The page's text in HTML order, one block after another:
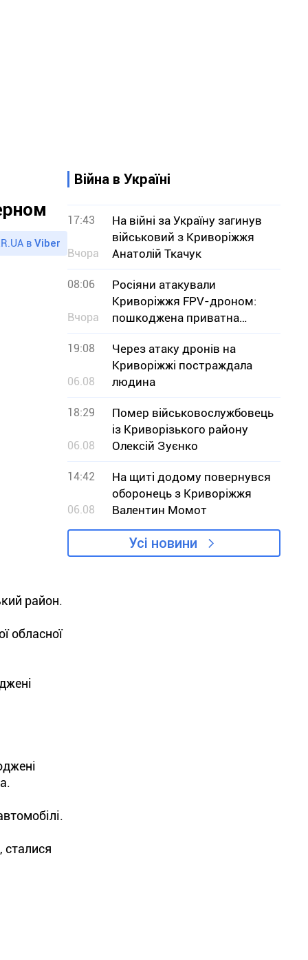
в Viber
район.
обласної
сталися
Війна в Україні
17:43
Вчора
На війні за Україну загинув
військовий з Криворіжжя
Анатолій Ткачук
08:06
Вчора
Росіяни атакували
Криворіжжя FPV-дроном:
пошкоджена приватна
оселя
19:08
06.08
Через атаку дронів на
Криворіжжі постраждала
людина
18:29
06.08
Помер військовослужбовець
із Криворізького району
Олексій Зуєнко
14:42
06.08
На щиті додому повернувся
оборонець з Криворіжжя
Валентин Момот
Усі новини